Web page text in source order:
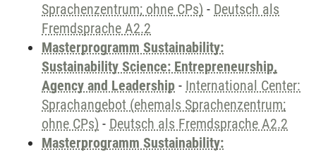
Sprachenzentrum; ohne CPs) - Deutsch als
Fremdsprache A2.2
Masterprogramm Sustainability:
Sustainability Science: Entrepreneurship,
Agency and Leadership - International Center:
Sprachangebot (ehemals Sprachenzentrum;
ohne CPs) - Deutsch als Fremdsprache A2.2
Masterprogramm Sustainability: